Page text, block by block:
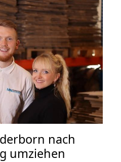
nach
umziehen